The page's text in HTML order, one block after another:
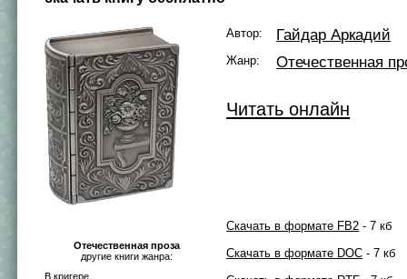
Отечественная проза
другие книги жанра:
В кригере
Автор: Гайдар Аркадий
Жанр: Отечественная
Читать онлайн
Скачать в формате FB2 - 7 кб
Скачать в формате DOC - 7 кб